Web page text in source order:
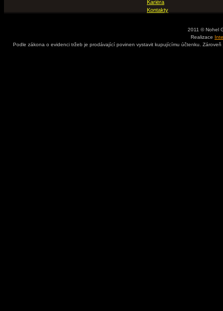
Kariéra
Kontakty
2011 © Nohel
Realizace
Podle zákona o evidenci tržeb je prodávající povinen vystavit kupujícímu účtenku.